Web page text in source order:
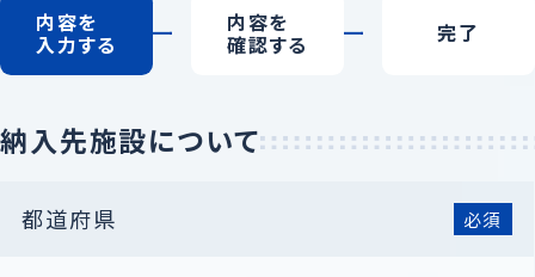
内容を
入力する
内容を
確認する 完了
納入先施設について
都道府県 必須